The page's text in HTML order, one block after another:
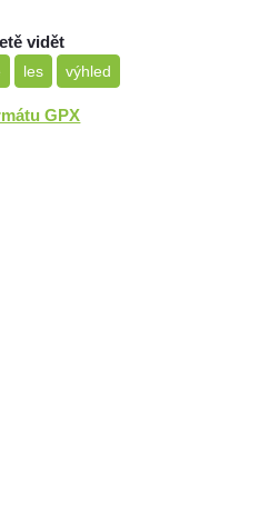
vidět
les výhled
GPX